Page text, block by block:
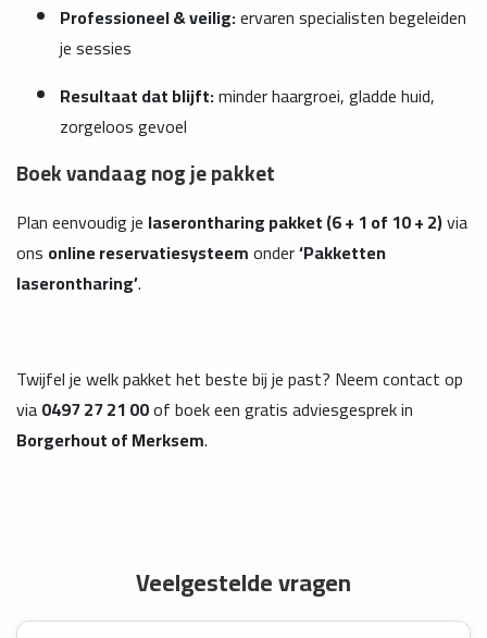
Professioneel & veilig:ervaren specialisten begeleiden
je sessies
Resultaat dat blijft:minder haargroei, gladde huid,
zorgeloos gevoel
Boek vandaag nog je pakket
Plan eenvoudig je laserontharing pakket (6 + 1 of 10 + 2)via
ons online reservatiesysteemonder‘Pakketten
laserontharing’.
Twijfel je welk pakket het beste bij je past? Neem contact op
via0497 27 21 00of boek een gratis adviesgesprek in
Borgerhout of Merksem.
Veelgestelde vragen